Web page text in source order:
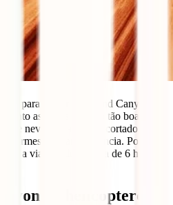
para visitar no Grand Canyon. É
as vistas não são tão boas. No
de neve, e o acesso é cortado,
com antecedência. Pode lá
e a viagem dura cerca de 6 horas e
de helicóptero